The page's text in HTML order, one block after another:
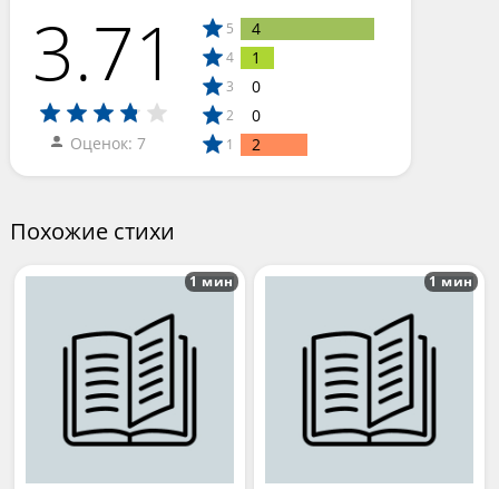
3.71
Оценок: 7
5 4
4 1
3 0
2 0
1 2
Похожие стихи
1 мин 1 мин